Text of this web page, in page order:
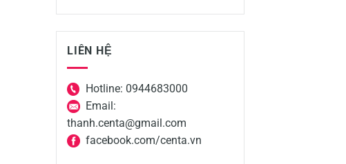
LIÊN HỆ
Hotline: 0944683000
Email:
thanh.centa@gmail.com
facebook.com/centa.vn